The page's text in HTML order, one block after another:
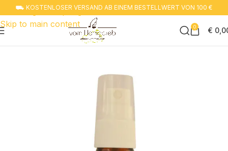
Zur navigation springen
Skip to main content
⛟ KOSTENLOSER VERSAND AB EINEM BESTELLWERT VON 100 €
0 €
Propolis - Kittharz